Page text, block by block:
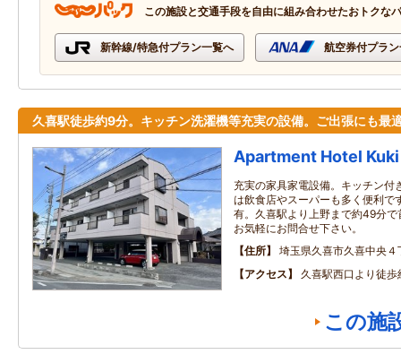
この施設と交通手段を自由に組み合わせたおトクな
新幹線/特急付プラン一覧へ 航空券付プラ
久喜駅徒歩約9分。キッチン洗濯機等充実の設備。ご出張にも最
Apartment Hotel Kuki
充実の家具家電設備。キッチン付
は飲食店やスーパーも多く便利で
有。久喜駅より上野まで約49分
お気軽にお問合せ下さい。
住所
埼玉県久喜市久喜中央４
アクセス
久喜駅西口より徒歩
この施